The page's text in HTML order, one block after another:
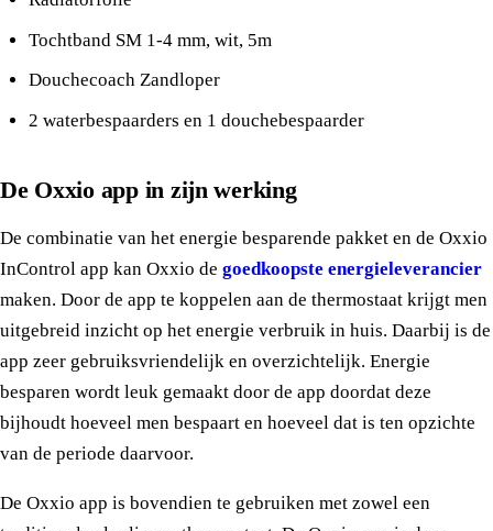
Tochtband SM 1-4 mm, wit, 5m
Douchecoach Zandloper
2 waterbespaarders en 1 douchebespaarder
De Oxxio app in zijn werking
De combinatie van het energie besparende pakket en de Oxxio
InControl app kan Oxxio de goedkoopste energieleverancier
maken. Door de app te koppelen aan de thermostaat krijgt men
uitgebreid inzicht op het energie verbruik in huis. Daarbij is de
app zeer gebruiksvriendelijk en overzichtelijk. Energie
besparen wordt leuk gemaakt door de app doordat deze
bijhoudt hoeveel men bespaart en hoeveel dat is ten opzichte
van de periode daarvoor.
De Oxxio app is bovendien te gebruiken met zowel een